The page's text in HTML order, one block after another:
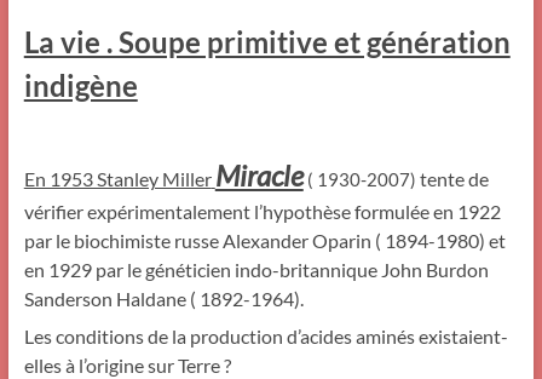
La vie . Soupe primitive et génération
indigène
En 1953 Stanley Miller Miracle( 1930-2007) tente de
vérifier expérimentalement l’hypothèse formulée en 1922
par le biochimiste russe Alexander Oparin ( 1894-1980) et
en 1929 par le généticien indo-britannique John Burdon
Sanderson Haldane ( 1892-1964).
Les conditions de la production d’acides aminés existaient-
elles à l’origine sur Terre ?